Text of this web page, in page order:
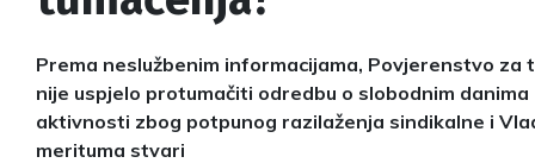
Prema neslužbenim informacijama, Povjerenstvo za
nije uspjelo protumačiti odredbu o slobodnim
aktivnosti zbog potpunog razilaženja sindikalne i
merituma stvari